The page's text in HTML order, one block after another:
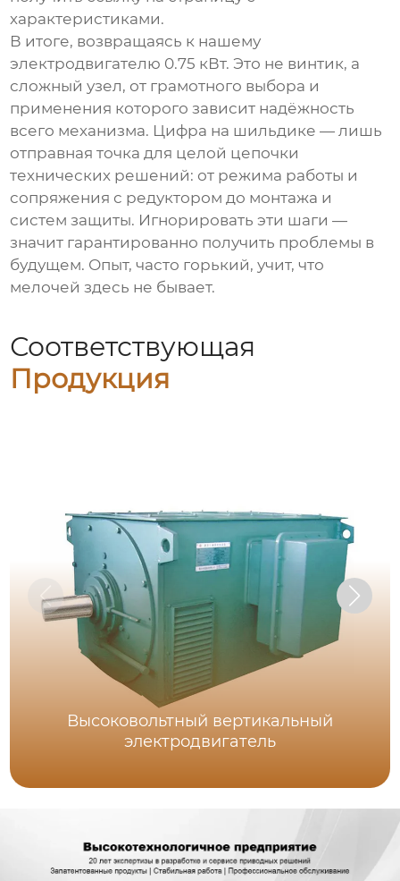
характеристиками.
В итоге, возвращаясь к нашему
электродвигателю 0.75 кВт. Это не винтик, а
сложный узел, от грамотного выбора и
применения которого зависит надёжность
всего механизма. Цифра на шильдике — лишь
отправная точка для целой цепочки
технических решений: от режима работы и
сопряжения с редуктором до монтажа и
систем защиты. Игнорировать эти шаги —
значит гарантированно получить проблемы в
будущем. Опыт, часто горький, учит, что
мелочей здесь не бывает.
Соответствующая
Продукция
Высоковольтный вертикальный
электродвигатель